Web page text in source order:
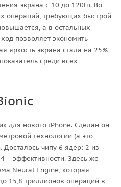
экрана с 10 до 120Гц. Во
операций, требующих быстрой
а в остальных
позволяет экономить
яркость экрана стала на 25%
среди всех
для нового iPhone. Сделан он
технологии (а это
Досталось чипу 6 ядер: 2 из
– эффективности. Здесь же
Neural Engine, которая
15,8 триллионов операций в